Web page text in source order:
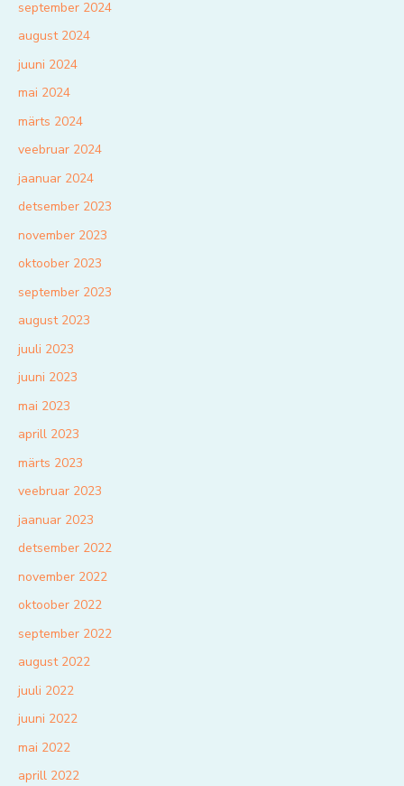
september 2024
august 2024
juuni 2024
mai 2024
märts 2024
veebruar 2024
jaanuar 2024
detsember 2023
november 2023
oktoober 2023
september 2023
august 2023
juuli 2023
juuni 2023
mai 2023
aprill 2023
märts 2023
veebruar 2023
jaanuar 2023
detsember 2022
november 2022
oktoober 2022
september 2022
august 2022
juuli 2022
juuni 2022
mai 2022
aprill 2022